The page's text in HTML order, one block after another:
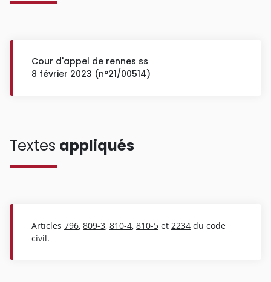
Cour d'appel de rennes ss
8 février 2023 (n°21/00514)
Textes appliqués
Articles 796, 809-3, 810-4, 810-5 et 2234 du code
civil.